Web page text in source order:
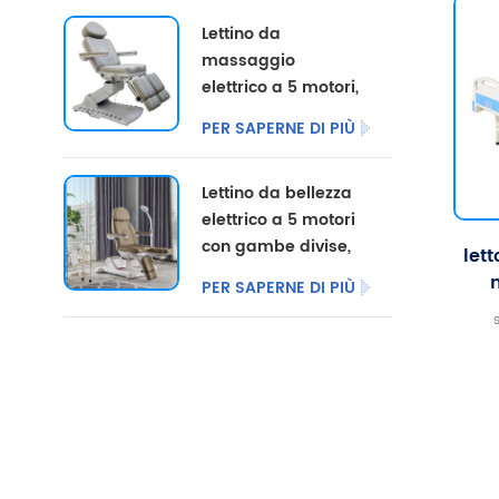
personalizzate.
Lettino da
massaggio
elettrico a 5 motori,
pedicure
arredamento per
salone, lettino
elettrico per centri
di podologia, molto
venduto.
PER SAPERNE DI PIÙ
Lettino da bellezza
elettrico a 5 motori
con gambe divise,
commerciale.
PER SAPERNE DI PIÙ